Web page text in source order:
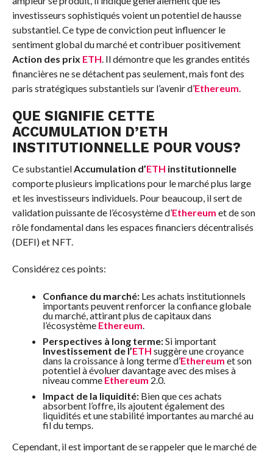
investisseurs sophistiqués voient un potentiel de hausse
substantiel. Ce type de conviction peut influencer le
sentiment global du marché et contribuer positivement
Action des prix ETH . Il démontre que les grandes entités
financières ne se détachent pas seulement, mais font des
paris stratégiques substantiels sur l’avenir d’Ethereum
QUE SIGNIFIE CETTE
ACCUMULATION D’ETH
INSTITUTIONNELLE POUR VOUS?
Ce substantiel Accumulation d’ETH institutionnelle
comporte plusieurs implications pour le marché plus large
et les investisseurs individuels. Pour beaucoup, il sert de
validation puissante de l’écosystème d’Ethereum et de son
rôle fondamental dans les espaces financiers décentralisés
(DEFI) et NFT.
Considérez ces points:
Confiance du marché:Les achats institutionnels
importants peuvent renforcer la confiance globale
du marché, attirant plus de capitaux dans
l’écosystème Ethereum
Perspectives à long terme:Si important
Investissement de l’ETH suggère une croyance
dans la croissance à long terme d’Ethereum et son
potentiel à évoluer davantage avec des mises à
niveau comme Ethereum 2.0.
Impact de la liquidité:Bien que ces achats
absorbent l’offre, ils ajoutent également des
liquidités et une stabilité importantes au marché au
fil du temps.
Cependant, il est important de se rappeler que le marché de